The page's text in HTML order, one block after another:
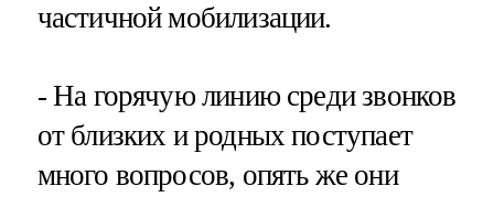
частичной мобилизации.
- На горячую линию среди звонков
от близких и родных поступает
много вопросов, опять же они